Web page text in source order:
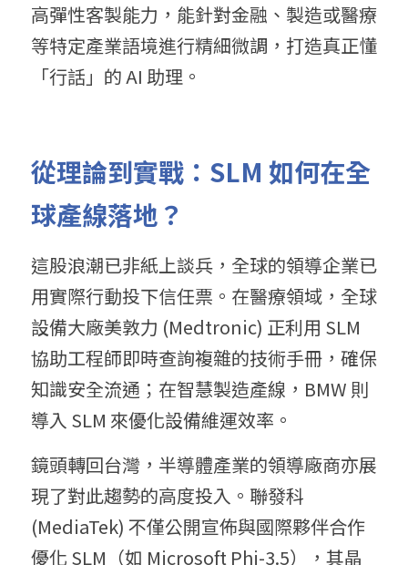
高彈性客製能力，能針對金融、製造或醫療
等特定產業語境進行精細微調，打造真正懂
「行話」的 AI 助理。
從理論到實戰：SLM 如何在全
球產線落地？
這股浪潮已非紙上談兵，全球的領導企業已
用實際行動投下信任票。在醫療領域，全球
設備大廠美敦力 (Medtronic) 正利用 SLM
協助工程師即時查詢複雜的技術手冊，確保
知識安全流通；在智慧製造產線，BMW 則
導入 SLM 來優化設備維運效率。
鏡頭轉回台灣，半導體產業的領導廠商亦展
現了對此趨勢的高度投入。聯發科
(MediaTek) 不僅公開宣佈與國際夥伴合作
優化 SLM（如 Microsoft Phi-3.5），其晶